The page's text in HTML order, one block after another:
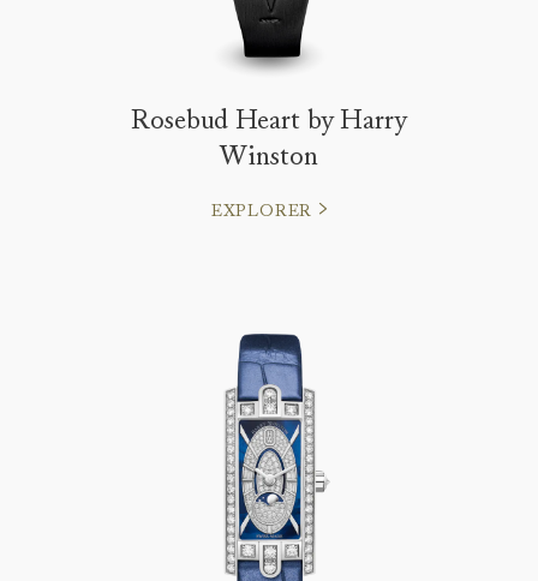
Rosebud Heart by Harry
Winston
EXPLORER